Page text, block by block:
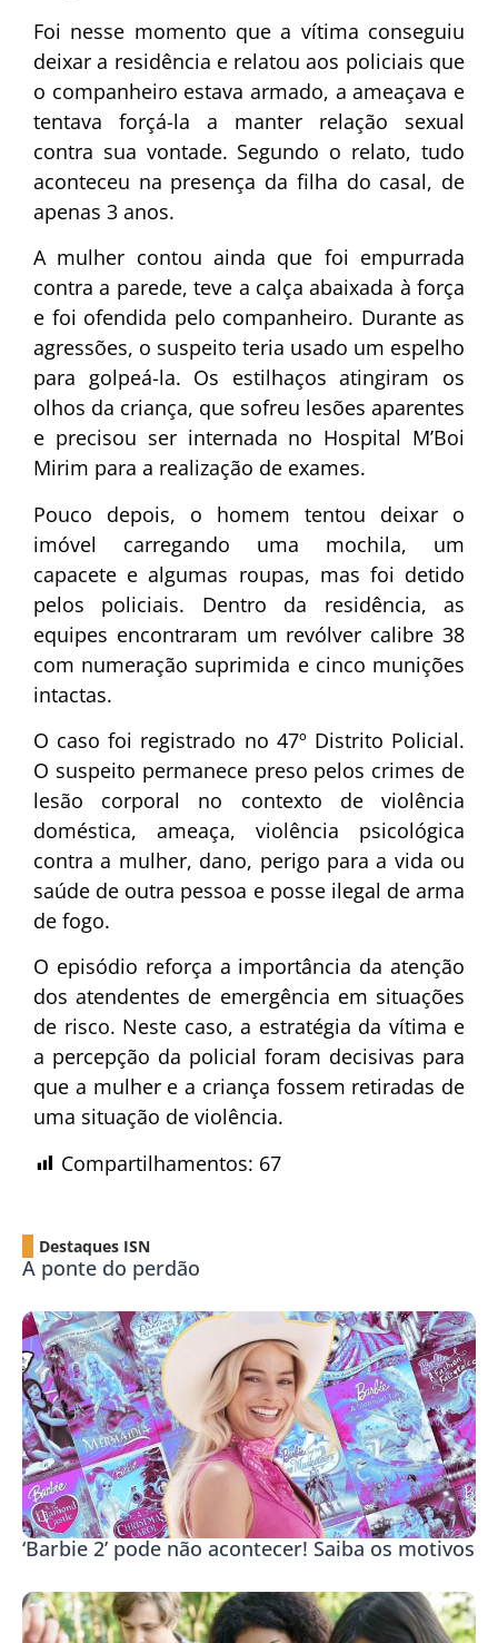
Foi nesse momento que a vítima conseguiu
deixar a residência e relatou aos policiais que
o companheiro estava armado, a ameaçava e
tentava forçá-la a manter relação sexual
contra sua vontade. Segundo o relato, tudo
aconteceu na presença da filha do casal, de
apenas 3 anos.
A mulher contou ainda que foi empurrada
contra a parede, teve a calça abaixada à força
e foi ofendida pelo companheiro. Durante as
agressões, o suspeito teria usado um espelho
para golpeá-la. Os estilhaços atingiram os
olhos da criança, que sofreu lesões aparentes
e precisou ser internada no Hospital M’Boi
Mirim para a realização de exames.
Pouco depois, o homem tentou deixar o
imóvel carregando uma mochila, um
capacete e algumas roupas, mas foi detido
pelos policiais. Dentro da residência, as
equipes encontraram um revólver calibre 38
com numeração suprimida e cinco munições
intactas.
O caso foi registrado no 47º Distrito Policial.
O suspeito permanece preso pelos crimes de
lesão corporal no contexto de violência
doméstica, ameaça, violência psicológica
contra a mulher, dano, perigo para a vida ou
saúde de outra pessoa e posse ilegal de arma
de fogo.
O episódio reforça a importância da atenção
dos atendentes de emergência em situações
de risco. Neste caso, a estratégia da vítima e
a percepção da policial foram decisivas para
que a mulher e a criança fossem retiradas de
uma situação de violência.
Compartilhamentos: 67
Destaques ISN
A ponte do perdão
‘Barbie 2’ pode não acontecer! Saiba os motivos